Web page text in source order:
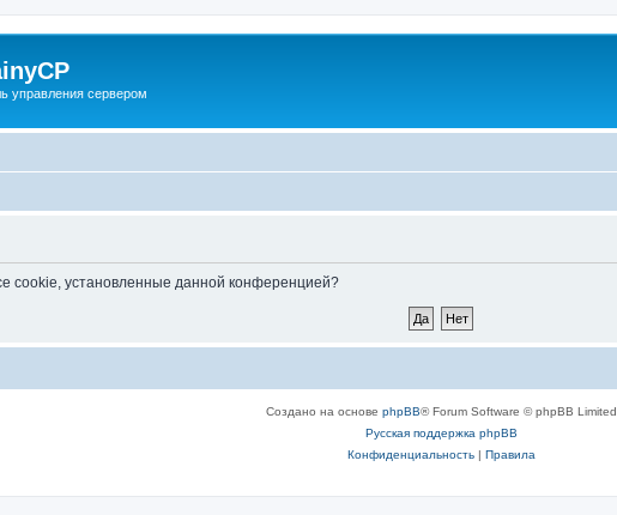
управления сервером
cookie, установленные данной конференцией?
Создано на основе phpBB® Forum Software © phpBB Limited
Русская поддержка phpBB
Конфиденциальность| Правила